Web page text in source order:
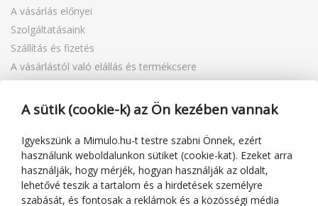
A vásárlás előnyei
Szolgáltatásaink
Szállítás és fizetés
A vásárlástól való elállás és termékcsere
Reklamáció
Ajándékutalványok
Blog
A kereskedőről
Mimulo.hu
A sütik (cookie-k) az Ön kezében vannak
Igyekszünk a Mimulo.hu-t testre szabni Önnek, ezért
használunk weboldalunkon sütiket (cookie-kat). Ezeket arra
használják, hogy mérjék, hogyan használják az oldalt,
lehetővé teszik a tartalom és a hirdetések személyre
szabását, és fontosak a reklámok és a közösségi média